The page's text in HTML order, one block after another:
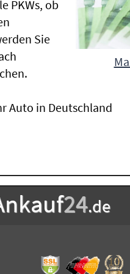
PKWs, ob
Sie
Auto in Deutschland
24.de